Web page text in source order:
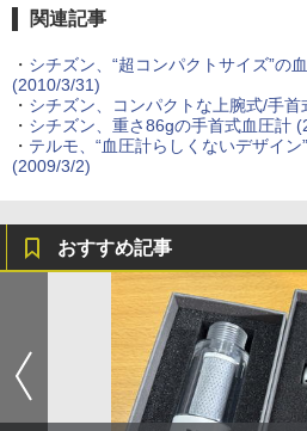
関連記事
・ シチズン、“超コンパクトサイズ”の
(2010/3/31)
・ シチズン、コンパクトな上腕式/手
・ シチズン、重さ86gの手首式血圧計
・ テルモ、“血圧計らしくないデザイ
(2009/3/2)
おすすめ記事